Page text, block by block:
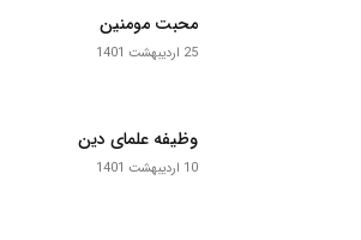
محبت مومنین
25 اردیبهشت 1401
وظیفه علمای دین
10 اردیبهشت 1401